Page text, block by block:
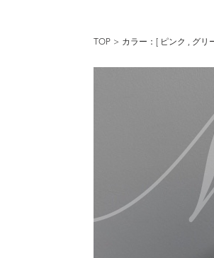
TOP カラー：[ ピンク , グリ